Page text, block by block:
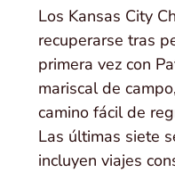
Los Kansas City
recuperarse tras
primera vez con
mariscal de
camino fácil de
Las últimas siete
incluyen viajes